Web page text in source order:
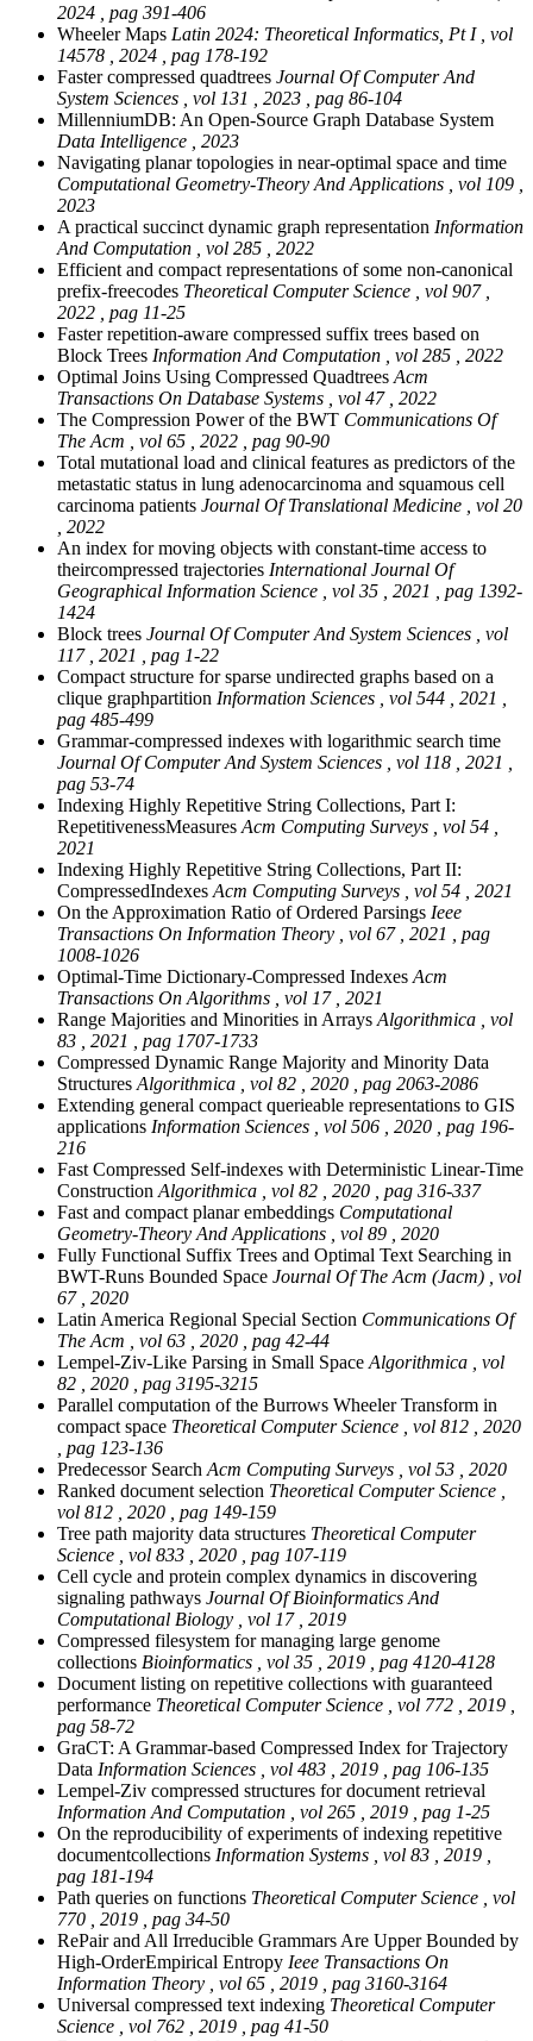
2024 , pag 391-406
Wheeler Maps Latin 2024: Theoretical Informatics, Pt I , vol
14578 , 2024 , pag 178-192
Faster compressed quadtrees Journal Of Computer And
System Sciences , vol 131 , 2023 , pag 86-104
MillenniumDB: An Open-Source Graph Database System
Data Intelligence , 2023
Navigating planar topologies in near-optimal space and time
Computational Geometry-Theory And Applications , vol 109 ,
2023
A practical succinct dynamic graph representation Information
And Computation , vol 285 , 2022
Efficient and compact representations of some non-canonical
prefix-freecodes Theoretical Computer Science , vol 907 ,
2022 , pag 11-25
Faster repetition-aware compressed suffix trees based on
Block Trees Information And Computation , vol 285 , 2022
Optimal Joins Using Compressed Quadtrees Acm
Transactions On Database Systems , vol 47 , 2022
The Compression Power of the BWT Communications Of
The Acm , vol 65 , 2022 , pag 90-90
Total mutational load and clinical features as predictors of the
metastatic status in lung adenocarcinoma and squamous cell
carcinoma patients Journal Of Translational Medicine , vol 20
, 2022
An index for moving objects with constant-time access to
theircompressed trajectories International Journal Of
Geographical Information Science , vol 35 , 2021 , pag 1392-
1424
Block trees Journal Of Computer And System Sciences , vol
117 , 2021 , pag 1-22
Compact structure for sparse undirected graphs based on a
clique graphpartition Information Sciences , vol 544 , 2021 ,
pag 485-499
Grammar-compressed indexes with logarithmic search time
Journal Of Computer And System Sciences , vol 118 , 2021 ,
pag 53-74
Indexing Highly Repetitive String Collections, Part I:
RepetitivenessMeasures Acm Computing Surveys , vol 54 ,
2021
Indexing Highly Repetitive String Collections, Part II:
CompressedIndexes Acm Computing Surveys , vol 54 , 2021
On the Approximation Ratio of Ordered Parsings Ieee
Transactions On Information Theory , vol 67 , 2021 , pag
1008-1026
Optimal-Time Dictionary-Compressed Indexes Acm
Transactions On Algorithms , vol 17 , 2021
Range Majorities and Minorities in Arrays Algorithmica , vol
83 , 2021 , pag 1707-1733
Compressed Dynamic Range Majority and Minority Data
Structures Algorithmica , vol 82 , 2020 , pag 2063-2086
Extending general compact querieable representations to GIS
applications Information Sciences , vol 506 , 2020 , pag 196-
216
Fast Compressed Self-indexes with Deterministic Linear-Time
Construction Algorithmica , vol 82 , 2020 , pag 316-337
Fast and compact planar embeddings Computational
Geometry-Theory And Applications , vol 89 , 2020
Fully Functional Suffix Trees and Optimal Text Searching in
BWT-Runs Bounded Space Journal Of The Acm (Jacm) , vol
67 , 2020
Latin America Regional Special Section Communications Of
The Acm , vol 63 , 2020 , pag 42-44
Lempel-Ziv-Like Parsing in Small Space Algorithmica , vol
82 , 2020 , pag 3195-3215
Parallel computation of the Burrows Wheeler Transform in
compact space Theoretical Computer Science , vol 812 , 2020
, pag 123-136
Predecessor Search Acm Computing Surveys , vol 53 , 2020
Ranked document selection Theoretical Computer Science ,
vol 812 , 2020 , pag 149-159
Tree path majority data structures Theoretical Computer
Science , vol 833 , 2020 , pag 107-119
Cell cycle and protein complex dynamics in discovering
signaling pathways Journal Of Bioinformatics And
Computational Biology , vol 17 , 2019
Compressed filesystem for managing large genome
collections Bioinformatics , vol 35 , 2019 , pag 4120-4128
Document listing on repetitive collections with guaranteed
performance Theoretical Computer Science , vol 772 , 2019 ,
pag 58-72
GraCT: A Grammar-based Compressed Index for Trajectory
Data Information Sciences , vol 483 , 2019 , pag 106-135
Lempel-Ziv compressed structures for document retrieval
Information And Computation , vol 265 , 2019 , pag 1-25
On the reproducibility of experiments of indexing repetitive
documentcollections Information Systems , vol 83 , 2019 ,
pag 181-194
Path queries on functions Theoretical Computer Science , vol
770 , 2019 , pag 34-50
RePair and All Irreducible Grammars Are Upper Bounded by
High-OrderEmpirical Entropy Ieee Transactions On
Information Theory , vol 65 , 2019 , pag 3160-3164
Universal compressed text indexing Theoretical Computer
Science , vol 762 , 2019 , pag 41-50